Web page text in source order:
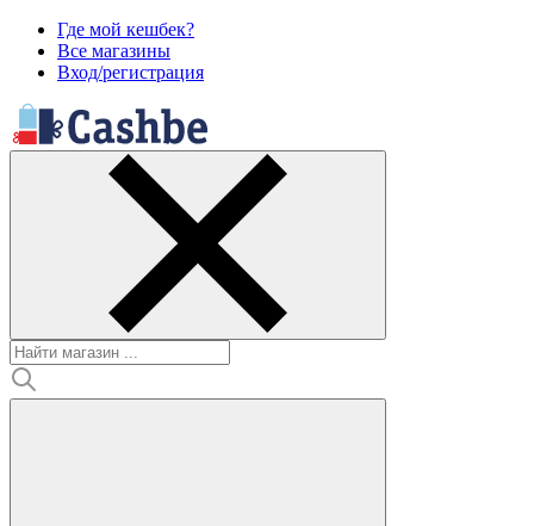
Где мой кешбек?
Все магазины
Вход/регистрация